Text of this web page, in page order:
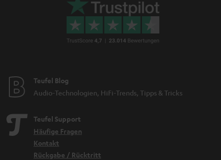
Teufel Blog
Audio-Technologien, HiFi-Trends, Tipps & Tricks
Teufel Support
Häufige Fragen
Kontakt
Rückgabe / Rücktritt